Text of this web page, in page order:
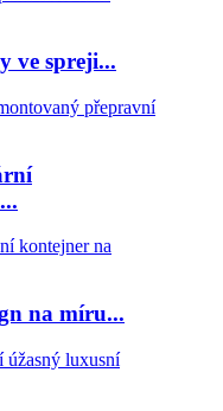
ve spreji...
na míru...